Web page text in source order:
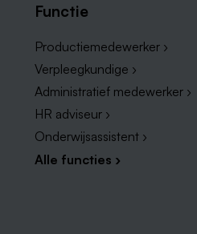
Functie
Productiemedewerker ›
Verpleegkundige ›
Administratief medewerker ›
HR adviseur ›
Onderwijsassistent ›
Alle functies ›